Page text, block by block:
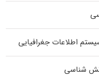
اطلاعات جغرافیایی
شناسی